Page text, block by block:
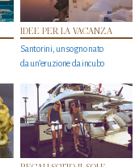
IDEE PER LA VACANZA
Santorini, un sogno nato
da un’eruzione da incubo